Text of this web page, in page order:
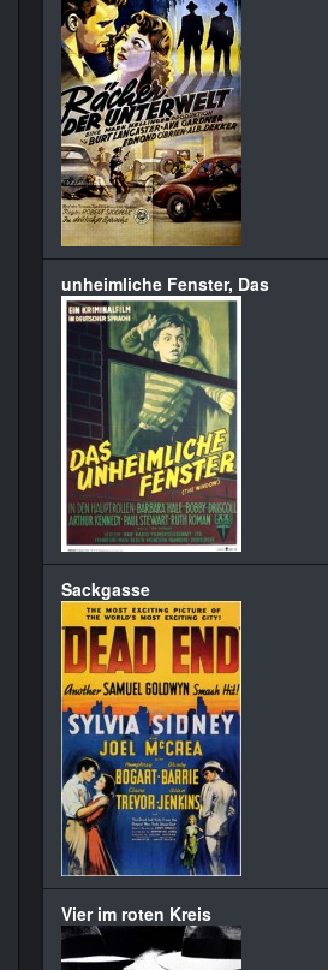
unheimliche Fenster, Das
Sackgasse
Vier im roten Kreis